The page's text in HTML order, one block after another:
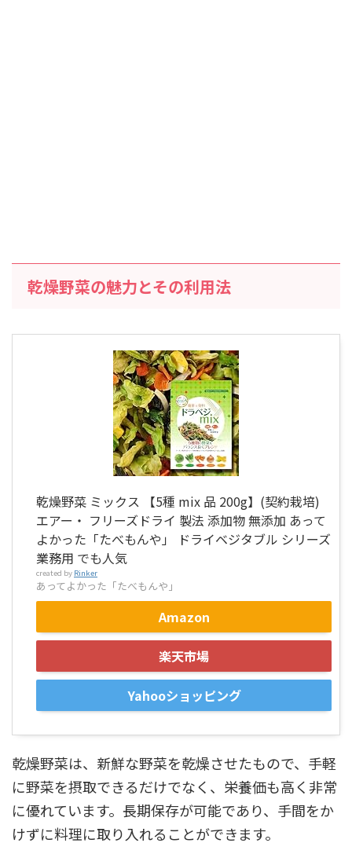
乾燥野菜の魅力とその利用法
乾燥野菜 ミックス 【5種 mix 品 200g】(契約栽培)
エアー・ フリーズドライ 製法 添加物 無添加 あって
よかった「たべもんや」 ドライベジタブル シリーズ
業務用 でも人気
created by Rinker
あってよかった「たべもんや」
Amazon
楽天市場
Yahooショッピング
乾燥野菜は、新鮮な野菜を乾燥させたもので、手軽
に野菜を摂取できるだけでなく、栄養価も高く非常
に優れています。長期保存が可能であり、手間をか
けずに料理に取り入れることができます。